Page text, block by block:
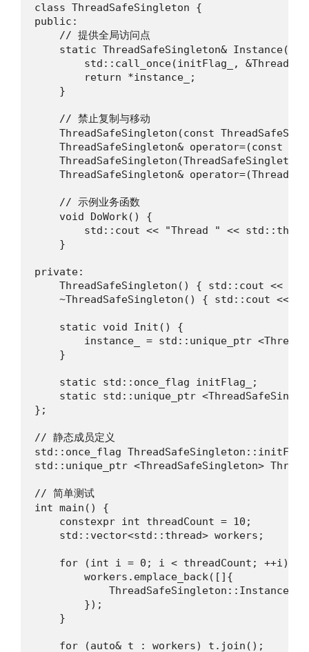
class ThreadSafeSingleton {
public:
    // 提供全局访问点
    static ThreadSafeSingleton& Instance() {
std::call_once(initFlag_,
        return *instance_;
    }
    // 禁止复制与移动
ThreadSafeSingleton(const
ThreadSafeSingleton& operator=(const
ThreadSafeSingleton&
    // 示例业务函数
    void DoWork() {
std::cout << "Thread " <<
    }
private:
ThreadSafeSingleton() { std::cout <<
~ThreadSafeSingleton() { std::cout <<
    static void Init() {
instance_ = std::unique_ptr
    }
    static std::once_flag initFlag_;
static std::unique_ptr
};
// 静态成员定义
std::once_flag
std::unique_ptr <ThreadSafeSingleton>
// 简单测试
int main() {
    constexpr int threadCount = 10;
    std::vector<std::thread> workers;
    for (int i = 0; i < threadCount; ++i) {
        workers.emplace_back([]{
        });
    }
    for (auto& t : workers) t.join();